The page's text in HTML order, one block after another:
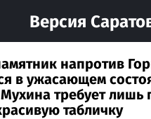
Версия
напротив
в ужасающем
требует лишь
табличку